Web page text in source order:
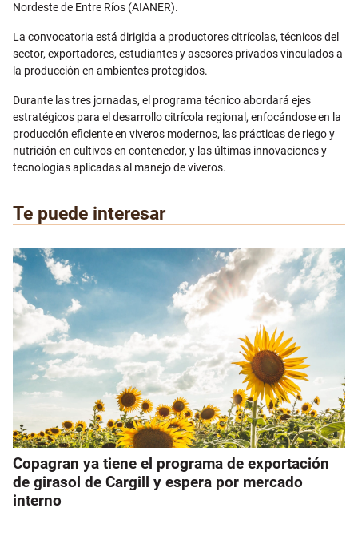
Nordeste de Entre Ríos (AIANER).
La convocatoria está dirigida a productores citrícolas, técnicos del
sector, exportadores, estudiantes y asesores privados vinculados a
la producción en ambientes protegidos.
Durante las tres jornadas, el programa técnico abordará ejes
estratégicos para el desarrollo citrícola regional, enfocándose en la
producción eficiente en viveros modernos, las prácticas de riego y
nutrición en cultivos en contenedor, y las últimas innovaciones y
tecnologías aplicadas al manejo de viveros.
Te puede interesar
Copagran ya tiene el programa de exportación
de girasol de Cargill y espera por mercado
interno